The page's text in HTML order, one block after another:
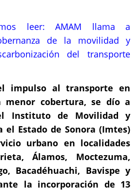
leer:AMAM llama a
de la movilidad y
del transporte
impulso al transporte en
menor cobertura, se dío a
Instituto de Movilidad y
el Estado de Sonora (Imtes)
urbano en localidades
Álamos, Moctezuma,
Bacadéhuachi, Bavispe y
la incorporación de 13